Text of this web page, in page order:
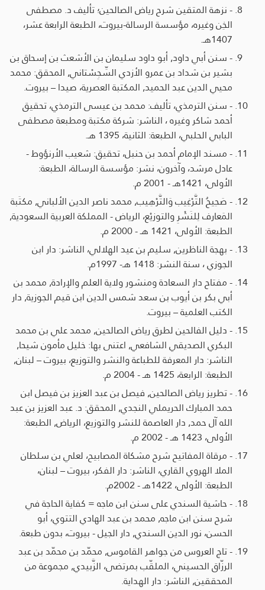
- نزهة المتقين شرح رياض الصالحين؛ تأليف د. مصطفى
الخِن وغيره، مؤسسة الرسالة-بيروت، الطبعة الرابعة عشر،
1407هـ.
- سنن أبي داود, أبو داود سليمان بن الأشعث بن إسحاق بن
بشير بن شداد بن عمرو الأزدي السِّجِسْتاني, المحقق: محمد
محيي الدين عبد الحميد, المكتبة العصرية، صيدا – بيروت.
- سنن الترمذي، تأليف: محمد بن عيسى الترمذي، تحقيق
أحمد شاكر وغيره ، الناشر: شركة مكتبة ومطبعة مصطفى
البابي الحلبي، الطبعة: الثانية، 1395 هـ.
- مسند الإمام أحمد بن حنبل، تحقيق: شعيب الأرنؤوط -
عادل مرشد، وآخرون، نشر: مؤسسة الرسالة، الطبعة:
الأولى، 1421هـ - 2001 م.
- صَحِيحُ التَّرْغِيب وَالتَّرْهِيب, محمد ناصر الدين الألباني, مكتَبة
المَعارف لِلنَشْرِ والتوزيْع، الرياض - المملكة العربية السعودية,
الطبعة: الأولى، 1421 هـ - 2000 م.
- بهجة الناظرين, سليم بن عيد الهلالي، الناشر: دار ابن
الجوزي ، سنة النشر: 1418 هـ- 1997م.
- مفتاح دار السعادة ومنشور ولاية العلم والإرادة, محمد بن
أبي بكر بن أيوب بن سعد شمس الدين ابن قيم الجوزية, دار
الكتب العلمية – بيروت.
- دليل الفالحين لطرق رياض الصالحين, محمد علي بن محمد
البكري الصديقي الشافعي, اعتنى بها: خليل مأمون شيحا,
الناشر: دار المعرفة للطباعة والنشر والتوزيع، بيروت – لبنان,
الطبعة: الرابعة، 1425 هـ - 2004 م.
- تطريز رياض الصالحين, فيصل بن عبد العزيز بن فيصل ابن
حمد المبارك الحريملي النجدي, المحقق: د. عبد العزيز بن عبد
الله آل حمد, دار العاصمة للنشر والتوزيع، الرياض, الطبعة:
الأولى، 1423 هـ - 2002 م.
- مرقاة المفاتيح شرح مشكاة المصابيح، لعلي بن سلطان
الملا الهروي القاري، الناشر: دار الفكر، بيروت – لبنان،
الطبعة: الأولى، 1422هـ - 2002م.
- حاشية السندي على سنن ابن ماجه = كفاية الحاجة في
شرح سنن ابن ماجه, محمد بن عبد الهادي التتوي، أبو
الحسن، نور الدين السندي, دار الجيل - بيروت، بدون طبعة.
- تاج العروس من جواهر القاموس, محمّد بن محمّد بن عبد
الرزّاق الحسيني، الملقّب بمرتضى، الزَّبيدي, مجموعة من
المحققين, الناشر: دار الهداية.